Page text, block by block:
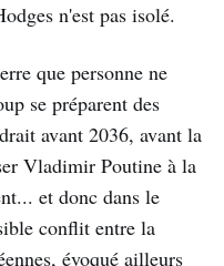
n'est pas isolé.
que personne ne
se préparent des
avant 2036, avant la
Vladimir Poutine à la
et donc dans le
conflit entre la
évoqué ailleurs